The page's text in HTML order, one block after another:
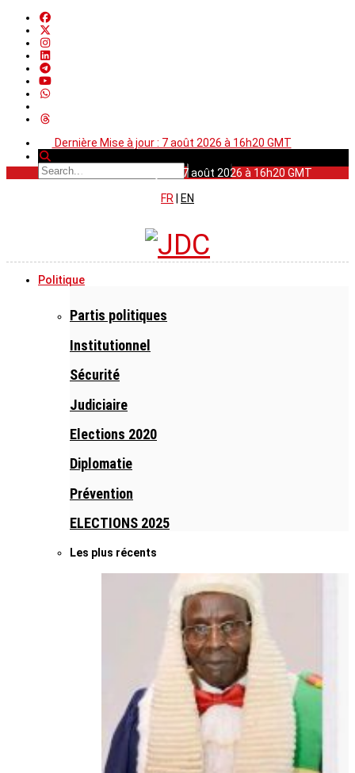
Dernière Mise à jour : 7 août 2026 à 16h20 GMT
Dernière Mise à jour : 7 août 2026 à 16h20 GMT
FR
EN
Politique
Partis politiques
Institutionnel
Sécurité
Judiciaire
Elections 2020
Diplomatie
Prévention
ELECTIONS 2025
Les plus récents